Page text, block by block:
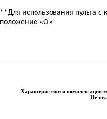
**Для использования пульта с
положение «О»
Характеристики и комплектация
Не